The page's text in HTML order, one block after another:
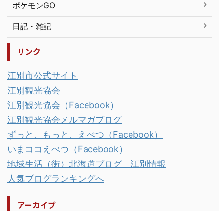
ポケモンGO
日記・雑記
リンク
江別市公式サイト
江別観光協会
江別観光協会（Facebook）
江別観光協会メルマガブログ
ずっと、もっと、えべつ（Facebook）
いまココえべつ（Facebook）
地域生活（街）北海道ブログ 江別情報
人気ブログランキングへ
アーカイブ